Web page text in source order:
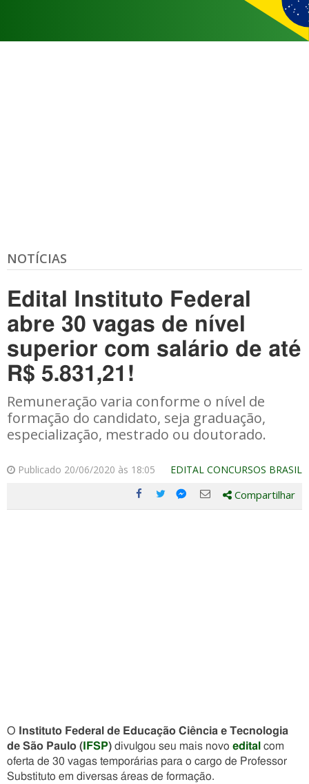
NOTÍCIAS
Edital Instituto Federal
abre 30 vagas de nível
superior com salário de até
R$ 5.831,21!
Remuneração varia conforme o nível de
formação do candidato, seja graduação,
especialização, mestrado ou doutorado.
Publicado 20/06/2020 às 18:05 EDITAL CONCURSOS BRASIL
Compartilhe
Compartilhe
Compartilhe
Compartilhe
Compartilhar
O
Instituto Federal de Educação Ciência e Tecnologia
de São Paulo ( IFSP) divulgou seu mais novo edital com
oferta de 30 vagas temporárias para o cargo de Professor
Substituto em diversas áreas de formação.